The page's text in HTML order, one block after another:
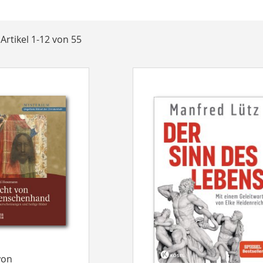
Artikel 1-12von 55